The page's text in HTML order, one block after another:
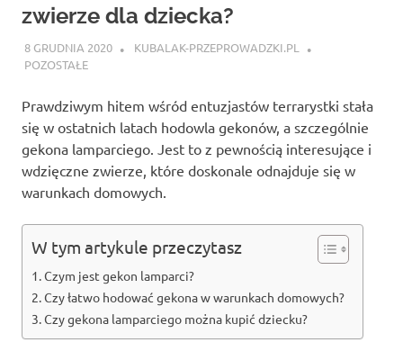
zwierze dla dziecka?
8 GRUDNIA 2020
KUBALAK-PRZEPROWADZKI.PL
POZOSTAŁE
Prawdziwym hitem wśród entuzjastów terrarystki stała
się w ostatnich latach hodowla gekonów, a szczególnie
gekona lamparciego. Jest to z pewnością interesujące i
wdzięczne zwierze, które doskonale odnajduje się w
warunkach domowych.
W tym artykule przeczytasz
Czym jest gekon lamparci?
Czy łatwo hodować gekona w warunkach domowych?
Czy gekona lamparciego można kupić dziecku?